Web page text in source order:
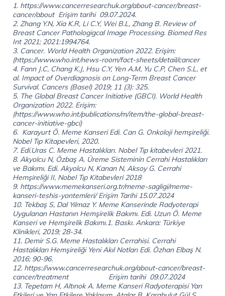
1. https://www.cancerresearchuk.org/about-cancer/breast-
cancer/about Erişim tarihi 09.07.2024.
2. Zhang Y.N, Xia K.R, Li C.Y, Wei B.L, Zhang B. Review of
Breast Cancer Pathologigcal Image Processing. Biomed Res
Int 2021; 2021:1994764.
3. Cancer. World Health Organization 2022. Erişim:
(https://www.who.int/news-room/fact-sheets/detail/cancer
4. Fann J.C, Chang K.J, Hsu C.Y, Yen A.M, Yu C.P, Chen S.L, et
al. Impact of Overdiagnosis on Long-Term Breast Cancer
Survival. Cancers (Basel) 2019; 11 (3): 325.
5. The Global Breast Cancer Initiative (GBCI). World Health
Organization 2022. Erişim:
(https://www.who.int/publications/m/item/the-global-breast-
cancer-initiative-gbci)
6. Karayurt Ö. Meme Kanseri Edi. Can G. Onkoloji hemşireliği.
Nobel Tıp Kitapevleri, 2020.
7. Edi.Uras C. Meme Hastalıkları. Nobel Tıp kitabevleri 2021.
8. Akyolcu N, Özbaş A. Üreme Sisteminin Cerrahi Hastalıkları
ve Bakımı. Edi. Akyolcu N, Kanan N, Aksoy G. Cerrahi
Hemşireliği II, Nobel Tıp Kitabevleri 2018
9. https://www.memekanseri.org.tr/meme-sagligi/meme-
kanseri-teshis-yontemleri/ Erişim Tarihi 15.07.2024
10. Tekbaş S, Dal Yılmaz Y. Meme Kanserinde Radyoterapi
Uygulanan Hastanın Hemşirelik Bakımı. Edi. Uzun Ö. Meme
Kanseri ve Hemşirelik Bakımı.1. Baskı. Ankara: Türkiye
Klinikleri, 2019; 28-34.
11. Demir S.G. Meme Hastalıkları Cerrahisi. Cerrahi
Hastalıkları Hemşireliği Yeni Akıl Notları Edi. Özhan Elbaş N.
2016; 90-96.
12. https://www.cancerresearchuk.org/about-cancer/breast-
cancer/treatment Erişim tarihi 09.07.2024
13. Tepetam H, Altınok A. Meme Kanseri Radyoterapisi Yan